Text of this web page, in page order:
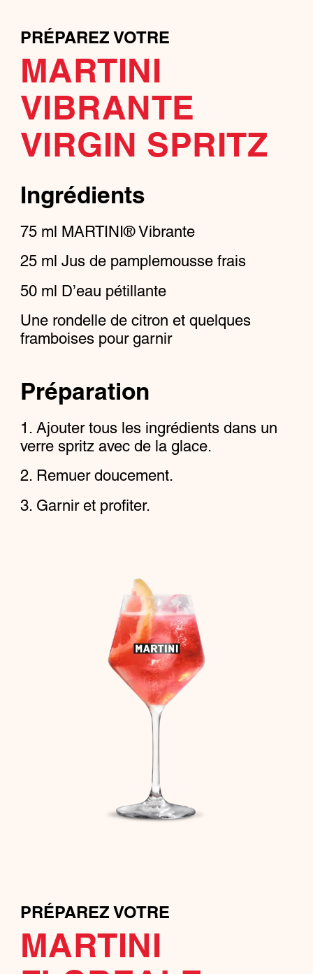
PRÉPAREZ VOTRE
MARTINI
VIBRANTE
VIRGIN SPRITZ
Ingrédients
75 ml MARTINI® Vibrante
25 ml Jus de pamplemousse frais
50 ml D’eau pétillante
Une rondelle de citron et quelques
framboises pour garnir
Préparation
Ajouter tous les ingrédients dans un
verre spritz avec de la glace.
Remuer doucement.
Garnir et profiter.
PRÉPAREZ VOTRE
MARTINI